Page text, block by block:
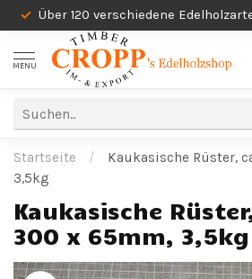
Über 120 verschiedene
MENU
Startseite /
Kaukasische Rüster,
3,5kg
Kaukasische
300 x 65mm, 3,5kg